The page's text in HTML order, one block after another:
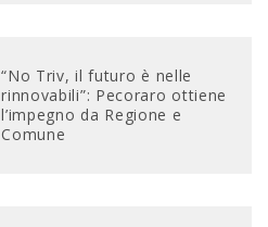
“No Triv, il futuro è nelle
rinnovabili”: Pecoraro ottiene
l’impegno da Regione e
Comune